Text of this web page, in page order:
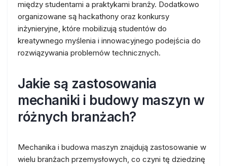
między studentami a praktykami branży. Dodatkowo
organizowane są hackathony oraz konkursy
inżynieryjne, które mobilizują studentów do
kreatywnego myślenia i innowacyjnego podejścia do
rozwiązywania problemów technicznych.
Jakie są zastosowania
mechaniki i budowy maszyn w
różnych branżach?
Mechanika i budowa maszyn znajdują zastosowanie w
wielu branżach przemysłowych, co czyni tę dziedzinę